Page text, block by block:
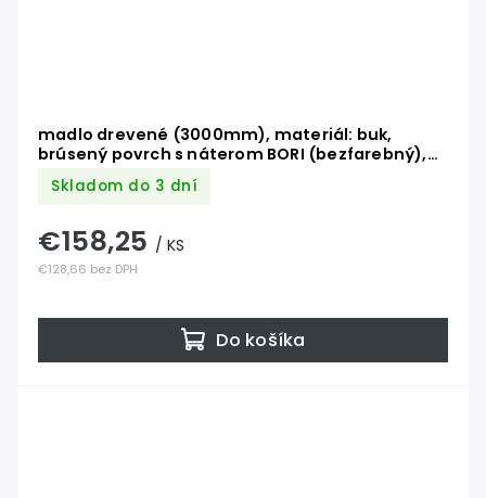
madlo drevené (3000mm), materiál: buk,
brúsený povrch s náterom BORI (bezfarebný),
set: 4 ks úchyt, madlo s ukončením
Skladom do 3 dní
€128,66 bez DPH
€158,25 / KS
Do košíka